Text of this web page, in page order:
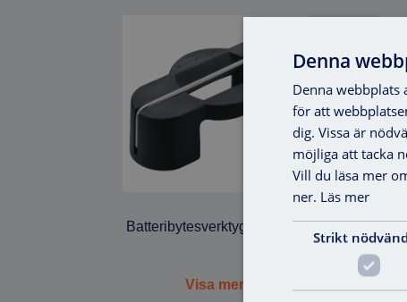
Batteribytesverktyg Cylinder
Visa mer
Denna
Denna webbplats
för att
dig. Vissa är
möjliga att tacka
Vill du läsa mer
ner. Läs mer
Strikt